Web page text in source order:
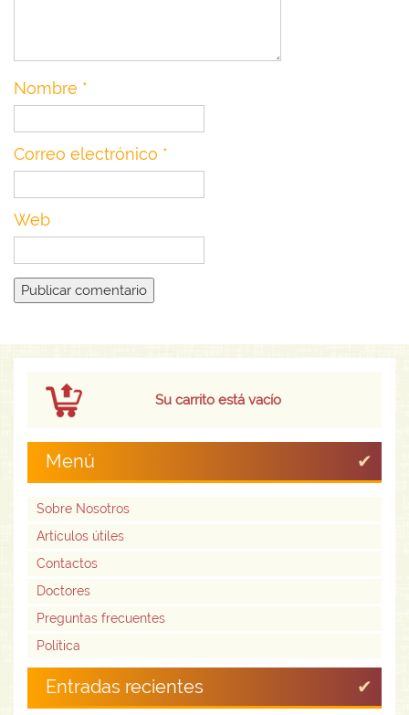
Nombre *
Correo electrónico *
Web
Su carrito está vacío
Menú
Sobre Nosotros
Artículos útiles
Contactos
Doctores
Preguntas frecuentes
Política
Entradas recientes